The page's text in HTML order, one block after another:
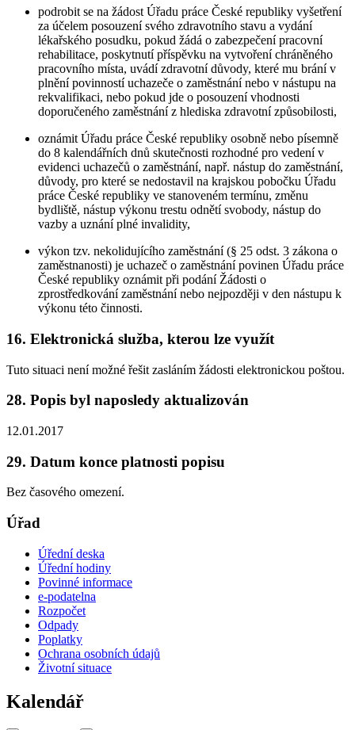
podrobit se na žádost Úřadu práce České republiky vyšetření
za účelem posouzení svého zdravotního stavu a vydání
lékařského posudku, pokud žádá o zabezpečení pracovní
rehabilitace, poskytnutí příspěvku na vytvoření chráněného
pracovního místa, uvádí zdravotní důvody, které mu brání v
plnění povinností uchazeče o zaměstnání nebo v nástupu na
rekvalifikaci, nebo pokud jde o posouzení vhodnosti
doporučeného zaměstnání z hlediska zdravotní způsobilosti,
oznámit Úřadu práce České republiky osobně nebo písemně
do 8 kalendářních dnů skutečnosti rozhodné pro vedení v
evidenci uchazečů o zaměstnání, např. nástup do zaměstnání,
důvody, pro které se nedostavil na krajskou pobočku Úřadu
práce České republiky ve stanoveném termínu, změnu
bydliště, nástup výkonu trestu odnětí svobody, nástup do
vazby a uznání plné invalidity,
výkon tzv. nekolidujícího zaměstnání (§ 25 odst. 3 zákona o
zaměstnanosti) je uchazeč o zaměstnání povinen Úřadu práce
České republiky oznámit při podání Žádosti o
zprostředkování zaměstnání nebo nejpozději v den nástupu k
výkonu této činnosti.
16. Elektronická služba, kterou lze využít
Tuto situaci není možné řešit zasláním žádosti elektronickou poštou.
28. Popis byl naposledy aktualizován
12.01.2017
29. Datum konce platnosti popisu
Bez časového omezení.
Úřad
Úřední deska
Úřední hodiny
Povinné informace
e-podatelna
Rozpočet
Odpady
Poplatky
Ochrana osobních údajů
Životní situace
Kalendář